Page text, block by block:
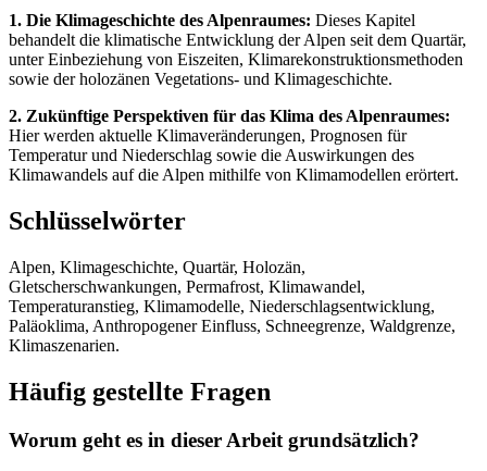
1. Die Klimageschichte des Alpenraumes: Dieses Kapitel
behandelt die klimatische Entwicklung der Alpen seit dem Quartär,
unter Einbeziehung von Eiszeiten, Klimarekonstruktionsmethoden
sowie der holozänen Vegetations- und Klimageschichte.
2. Zukünftige Perspektiven für das Klima des Alpenraumes:
Hier werden aktuelle Klimaveränderungen, Prognosen für
Temperatur und Niederschlag sowie die Auswirkungen des
Klimawandels auf die Alpen mithilfe von Klimamodellen erörtert.
Schlüsselwörter
Alpen, Klimageschichte, Quartär, Holozän,
Gletscherschwankungen, Permafrost, Klimawandel,
Temperaturanstieg, Klimamodelle, Niederschlagsentwicklung,
Paläoklima, Anthropogener Einfluss, Schneegrenze, Waldgrenze,
Klimaszenarien.
Häufig gestellte Fragen
Worum geht es in dieser Arbeit grundsätzlich?